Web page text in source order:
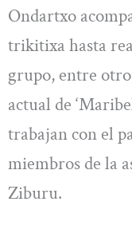
Ondartxo
trikitixa hasta
grupo, entre
actual de
trabajan con el
miembros de la
Ziburu.